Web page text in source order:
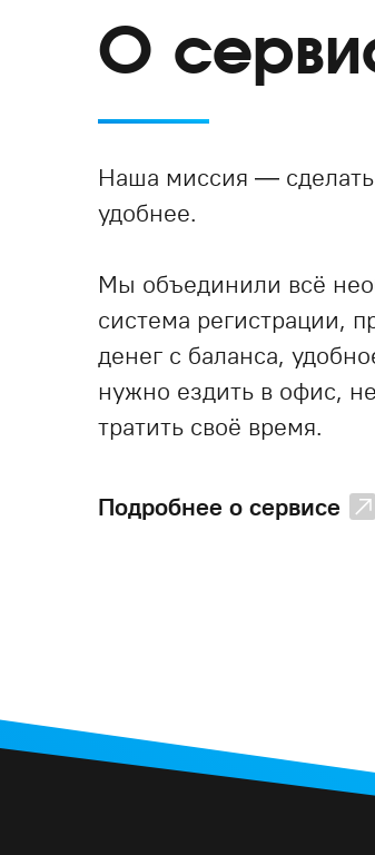
О
Наша миссия — сделать
удобнее.
Мы объединили всё
система регистрации,
денег с баланса,
нужно ездить в офис,
тратить своё время.
Подробнее о сервисе